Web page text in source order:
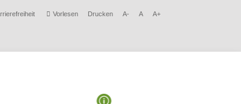
Vorlesen Drucken A- A A+